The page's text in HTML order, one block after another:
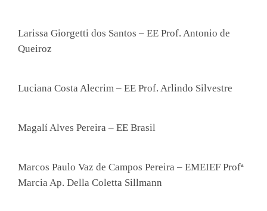
Larissa Giorgetti dos Santos – EE Prof. Antonio de
Queiroz
Luciana Costa Alecrim – EE Prof. Arlindo Silvestre
Magalí Alves Pereira – EE Brasil
Marcos Paulo Vaz de Campos Pereira – EMEIEF Profª
Marcia Ap. Della Coletta Sillmann